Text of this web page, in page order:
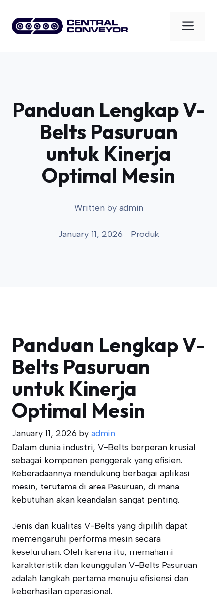
content
Panduan Lengkap V-
Belts Pasuruan
untuk Kinerja
Optimal Mesin
Written by admin
January 11, 2026 Produk
Panduan Lengkap V-
Belts Pasuruan
untuk Kinerja
Optimal Mesin
January 11, 2026 by admin
Dalam dunia industri, V-Belts berperan krusial
sebagai komponen penggerak yang efisien.
Keberadaannya mendukung berbagai aplikasi
mesin, terutama di area Pasuruan, di mana
kebutuhan akan keandalan sangat penting.
Jenis dan kualitas V-Belts yang dipilih dapat
memengaruhi performa mesin secara
keseluruhan. Oleh karena itu, memahami
karakteristik dan keunggulan V-Belts Pasuruan
adalah langkah pertama menuju efisiensi dan
keberhasilan operasional.